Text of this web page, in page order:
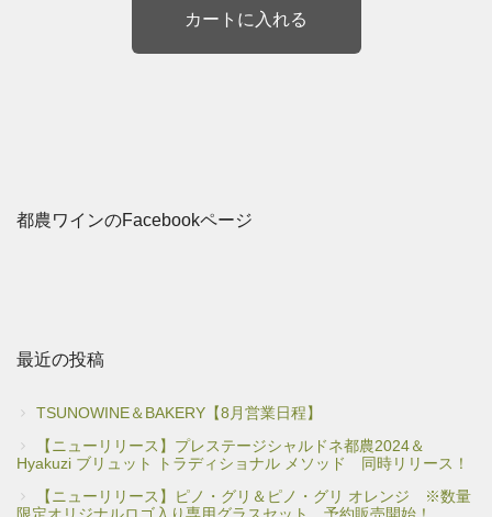
都農ワインのFacebookページ
最近の投稿
TSUNOWINE＆BAKERY【8月営業日程】
【ニューリリース】プレステージシャルドネ都農2024＆
Hyakuzi ブリュット トラディショナル メソッド 同時リリース！
【ニューリリース】ピノ・グリ＆ピノ・グリ オレンジ ※数量
限定オリジナルロゴ入り専用グラスセット 予約販売開始！